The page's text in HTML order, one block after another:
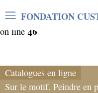
Warning: Undefined
/home/clients/
on line 46
FONDATION
Catalogues en ligne
Sur le motif. Peindre en